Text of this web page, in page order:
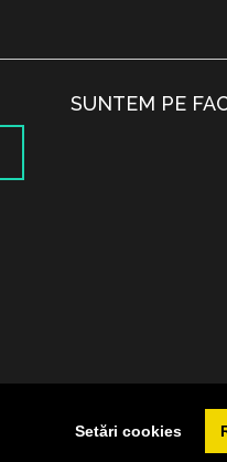
Setări cookies
SUNTEM PE